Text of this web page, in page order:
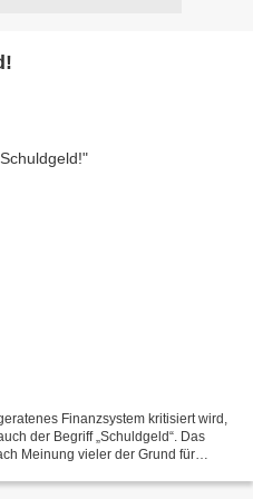
Finanzsystem kritisiert wird,
der Begriff „Schuldgeld“. Das
Meinung vieler der Grund für